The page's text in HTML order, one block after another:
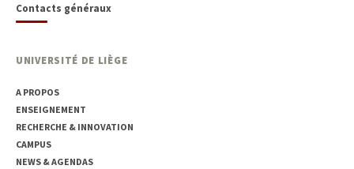
Contacts généraux
UNIVERSITÉ DE LIÈGE
A PROPOS
ENSEIGNEMENT
RECHERCHE & INNOVATION
CAMPUS
NEWS & AGENDAS